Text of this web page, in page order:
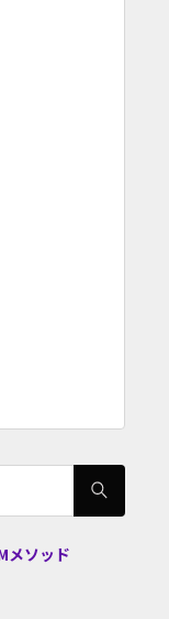
メソッド